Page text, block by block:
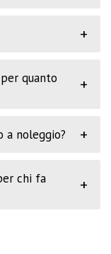
+
quanto
+
a noleggio? +
chi fa
+